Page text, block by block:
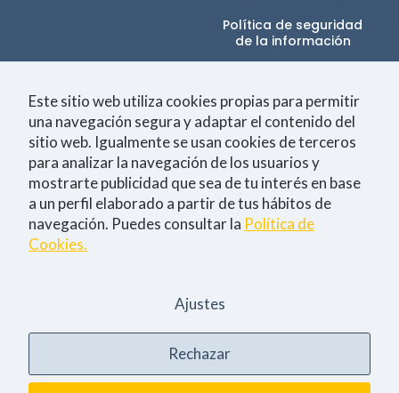
Política de seguridad
de la información​
Únete a la comunidad
Tecnología Negocio Eventos
Empleo
Sí, quiero estar al día
Aviso legal Política de Privacidad Política de Cookies
Este sitio web utiliza cookies propias para permitir
una navegación segura y adaptar el contenido del
sitio web. Igualmente se usan cookies de terceros
para analizar la navegación de los usuarios y
mostrarte publicidad que sea de tu interés en base
a un perfil elaborado a partir de tus hábitos de
navegación. Puedes consultar la Política de
Cookies.
Ajustes
Rechazar